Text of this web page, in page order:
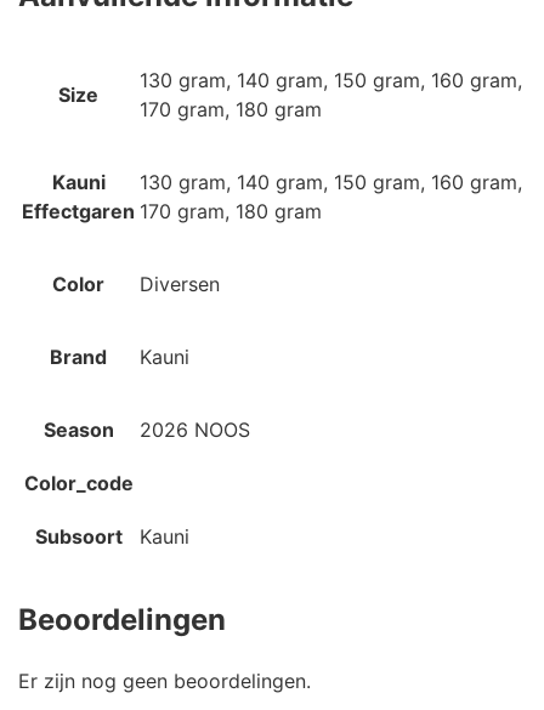
Size
130 gram, 140 gram, 150 gram, 160 gram,
170 gram, 180 gram
Kauni
Effectgaren
130 gram, 140 gram, 150 gram, 160 gram,
170 gram, 180 gram
Color Diversen
Brand Kauni
Season 2026 NOOS
Color_code
Subsoort Kauni
Beoordelingen
Er zijn nog geen beoordelingen.